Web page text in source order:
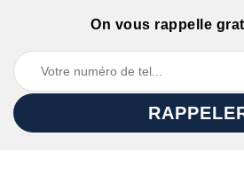
On vous rappelle